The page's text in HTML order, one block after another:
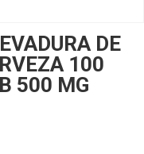
DE
100
500 MG